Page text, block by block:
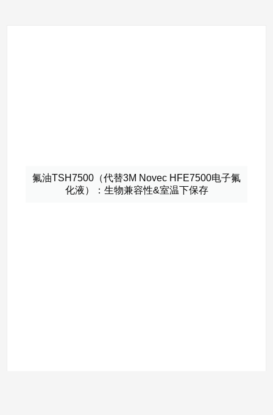
氟油TSH7500（代替3M Novec HFE7500电子氟
化液）：生物兼容性&室温下保存